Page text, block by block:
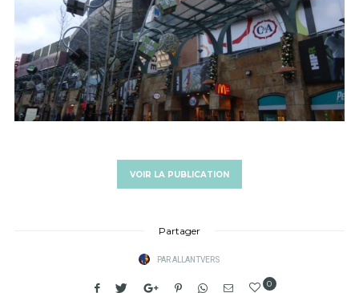
VOIR LA PUBLICATION
Partager
PARALLANTVERS
0